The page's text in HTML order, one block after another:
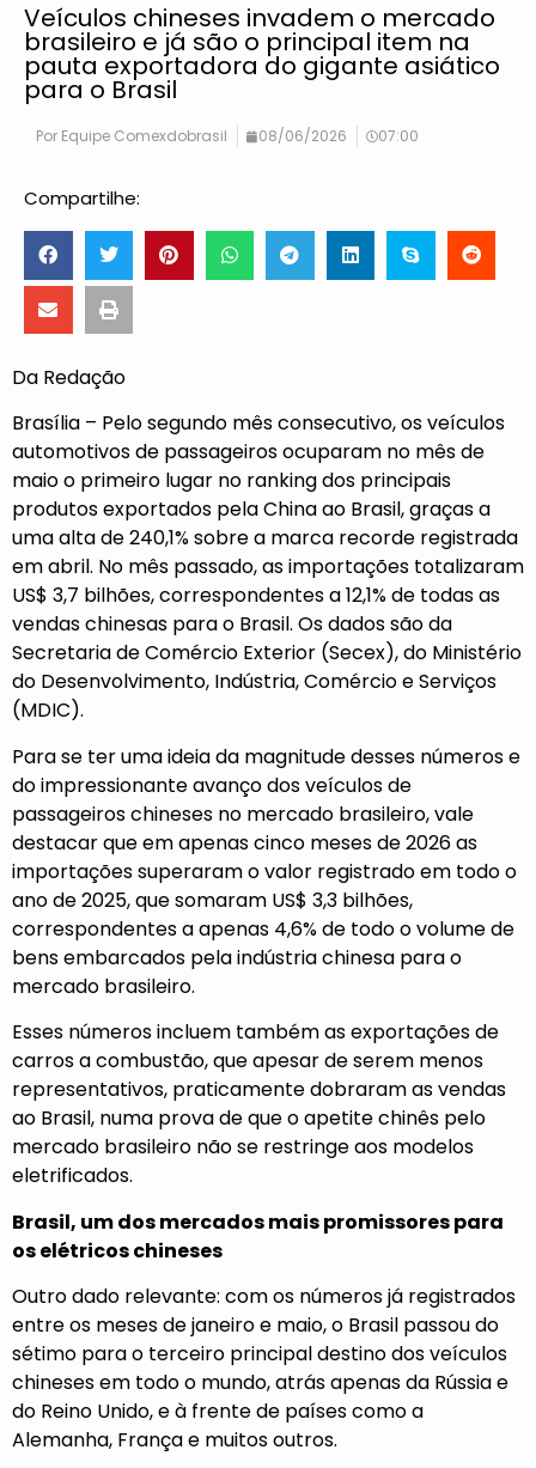
Veículos chineses invadem o mercado
brasileiro e já são o principal item na
pauta exportadora do gigante asiático
para o Brasil
Por Equipe Comexdobrasil 08/06/2026 07:00
Compartilhe:
Da Redação
Brasília – Pelo segundo mês consecutivo, os veículos
automotivos de passageiros ocuparam no mês de
maio o primeiro lugar no ranking dos principais
produtos exportados pela China ao Brasil, graças a
uma alta de 240,1% sobre a marca recorde registrada
em abril. No mês passado, as importações totalizaram
US$ 3,7 bilhões, correspondentes a 12,1% de todas as
vendas chinesas para o Brasil. Os dados são da
Secretaria de Comércio Exterior (Secex), do Ministério
do Desenvolvimento, Indústria, Comércio e Serviços
(MDIC).
Para se ter uma ideia da magnitude desses números e
do impressionante avanço dos veículos de
passageiros chineses no mercado brasileiro, vale
destacar que em apenas cinco meses de 2026 as
importações superaram o valor registrado em todo o
ano de 2025, que somaram US$ 3,3 bilhões,
correspondentes a apenas 4,6% de todo o volume de
bens embarcados pela indústria chinesa para o
mercado brasileiro.
Esses números incluem também as exportações de
carros a combustão, que apesar de serem menos
representativos, praticamente dobraram as vendas
ao Brasil, numa prova de que o apetite chinês pelo
mercado brasileiro não se restringe aos modelos
eletrificados.
Brasil, um dos mercados mais promissores para
os elétricos chineses
Outro dado relevante: com os números já registrados
entre os meses de janeiro e maio, o Brasil passou do
sétimo para o terceiro principal destino dos veículos
chineses em todo o mundo, atrás apenas da Rússia e
do Reino Unido, e à frente de países como a
Alemanha, França e muitos outros.